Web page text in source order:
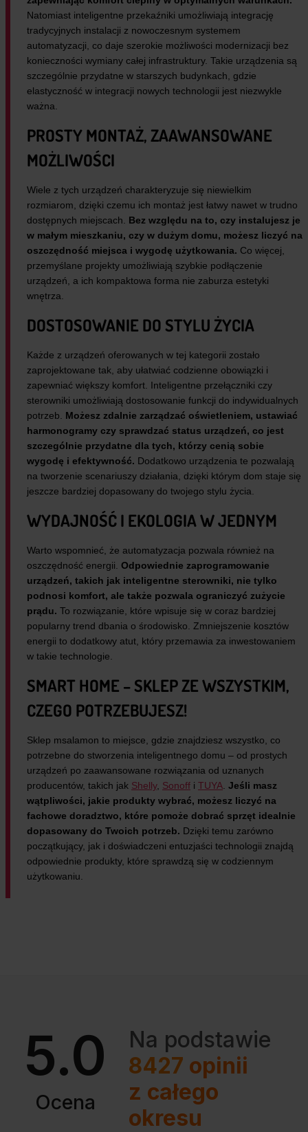
Natomiast inteligentne przekaźniki umożliwiają integrację
tradycyjnych instalacji z nowoczesnym systemem
automatyzacji, co daje szerokie możliwości modernizacji bez
konieczności wymiany całej infrastruktury. Takie urządzenia są
szczególnie przydatne w starszych budynkach, gdzie
elastyczność w integracji nowych technologii jest niezwykle
ważna.
PROSTY MONTAŻ, ZAAWANSOWANE
MOŻLIWOŚCI
Wiele z tych urządzeń charakteryzuje się niewielkim
rozmiarom, dzięki czemu ich montaż jest łatwy nawet w trudno
dostępnych miejscach. Bez względu na to, czy instalujesz je
w małym mieszkaniu, czy w dużym domu, możesz liczyć na
oszczędność miejsca i wygodę użytkowania. Co więcej,
przemyślane projekty umożliwiają szybkie podłączenie
urządzeń, a ich kompaktowa forma nie zaburza estetyki
wnętrza.
DOSTOSOWANIE DO STYLU ŻYCIA
Każde z urządzeń oferowanych w tej kategorii zostało
zaprojektowane tak, aby ułatwiać codzienne obowiązki i
zapewniać większy komfort. Inteligentne przełączniki czy
sterowniki umożliwiają dostosowanie funkcji do indywidualnych
potrzeb. Możesz zdalnie zarządzać oświetleniem, ustawiać
harmonogramy czy sprawdzać status urządzeń, co jest
szczególnie przydatne dla tych, którzy cenią sobie
wygodę i efektywność. Dodatkowo urządzenia te pozwalają
na tworzenie scenariuszy działania, dzięki którym dom staje się
jeszcze bardziej dopasowany do twojego stylu życia.
WYDAJNOŚĆ I EKOLOGIA W JEDNYM
Warto wspomnieć, że automatyzacja pozwala również na
oszczędność energii. Odpowiednie zaprogramowanie
urządzeń, takich jak inteligentne sterowniki, nie tylko
podnosi komfort, ale także pozwala ograniczyć zużycie
prądu. To rozwiązanie, które wpisuje się w coraz bardziej
popularny trend dbania o środowisko. Zmniejszenie kosztów
energii to dodatkowy atut, który przemawia za inwestowaniem
w takie technologie.
SMART HOME – SKLEP ZE WSZYSTKIM,
CZEGO POTRZEBUJESZ!
Sklep msalamon to miejsce, gdzie znajdziesz wszystko, co
potrzebne do stworzenia inteligentnego domu – od prostych
urządzeń po zaawansowane rozwiązania od uznanych
producentów, takich jak Shelly, Sonoff i TUYA Jeśli masz
wątpliwości, jakie produkty wybrać, możesz liczyć na
fachowe doradztwo, które pomoże dobrać sprzęt idealnie
dopasowany do Twoich potrzeb. Dzięki temu zarówno
początkujący, jak i doświadczeni entuzjaści technologii znajdą
odpowiednie produkty, które sprawdzą się w codziennym
użytkowaniu.
5.0
Ocena
Na podstawie
8427 opinii
z całego
okresu